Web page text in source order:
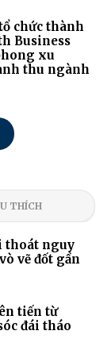
chức thành
Business
xu
thu ngành
THÍCH
thoát nguy
vẽ đốt gần
tiến từ
đái tháo